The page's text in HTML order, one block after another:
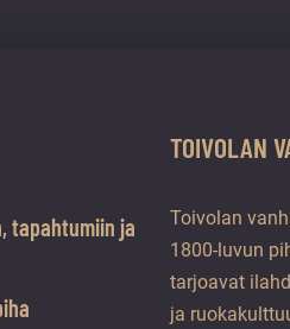
tapahtumiin ja
TOIVOLAN
Toivolan
1800-luvun
tarjoavat
ja